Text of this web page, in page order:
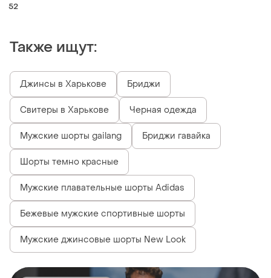
52
Также ищут:
Джинсы в Харькове Бриджи
Свитеры в Харькове Черная одежда
Мужские шорты gailang Бриджи гавайка
Шорты темно красные
Мужские плавательные шорты Adidas
Бежевые мужские спортивные шорты
Мужские джинсовые шорты New Look